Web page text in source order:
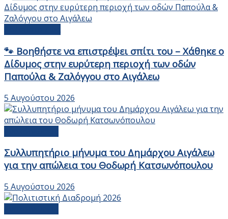
🐾 Βοηθήστε να επιστρέψει σπίτι του – Χάθηκε ο
Δίδυμος στην ευρύτερη περιοχή των οδών
Παπούλα & Ζαλόγγου στο Αιγάλεω
5 Αυγούστου 2026
Συλλυπητήριο μήνυμα του Δημάρχου Αιγάλεω
για την απώλεια του Θοδωρή Κατσωνόπουλου
5 Αυγούστου 2026